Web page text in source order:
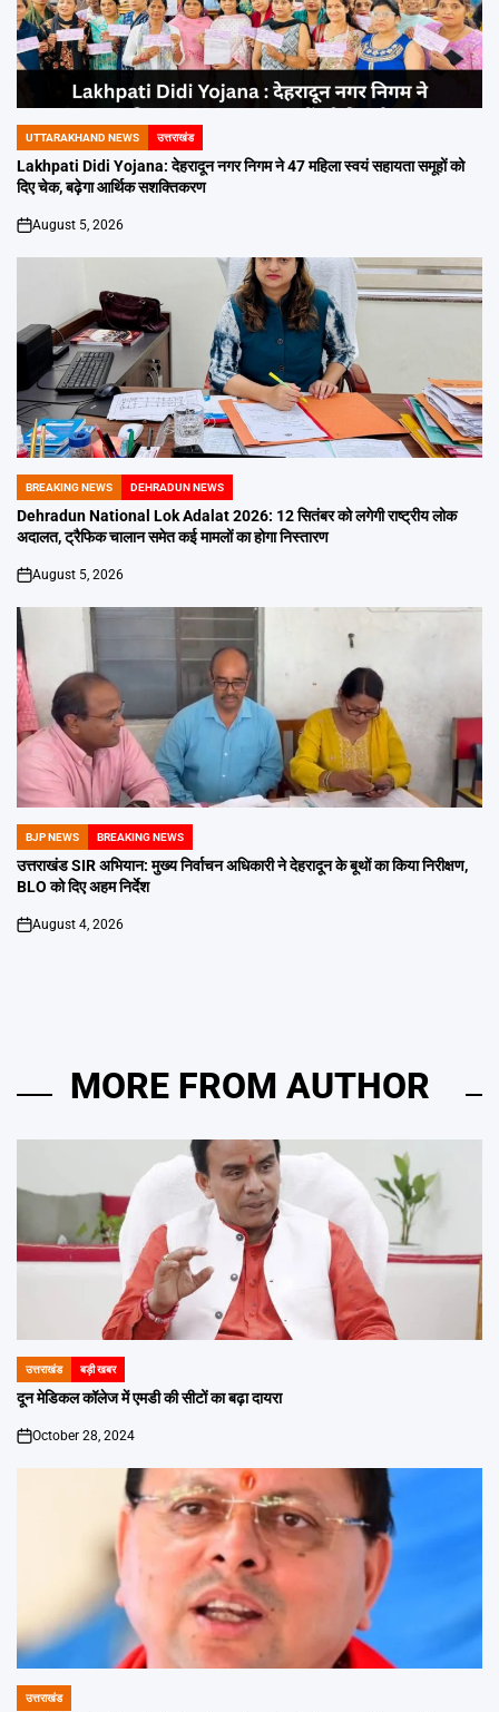
POSTED
IN
UTTARAKHAND NEWS उत्तराखंड
Lakhpati Didi Yojana: देहरादून नगर निगम ने 47 महिला स्वयं सहायता समूहों को
दिए चेक, बढ़ेगा आर्थिक सशक्तिकरण
on
August 5, 2026
POSTED
IN
BREAKING NEWS DEHRADUN NEWS
Dehradun National Lok Adalat 2026: 12 सितंबर को लगेगी राष्ट्रीय लोक
अदालत, ट्रैफिक चालान समेत कई मामलों का होगा निस्तारण
on
August 5, 2026
POSTED
IN
BJP NEWS BREAKING NEWS
उत्तराखंड SIR अभियान: मुख्य निर्वाचन अधिकारी ने देहरादून के बूथों का किया निरीक्षण,
BLO को दिए अहम निर्देश
on
August 4, 2026
MORE FROM AUTHOR
POSTED
IN
उत्तराखंड बड़ी खबर
दून मेडिकल कॉलेज में एमडी की सीटों का बढ़ा दायरा
on
October 28, 2024
POSTED
उत्तराखंड